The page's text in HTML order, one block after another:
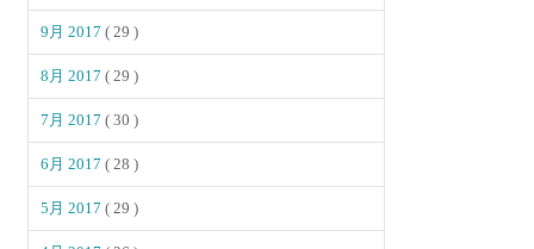
9月 2017( 29 )
8月 2017( 29 )
7月 2017( 30 )
6月 2017( 28 )
5月 2017( 29 )